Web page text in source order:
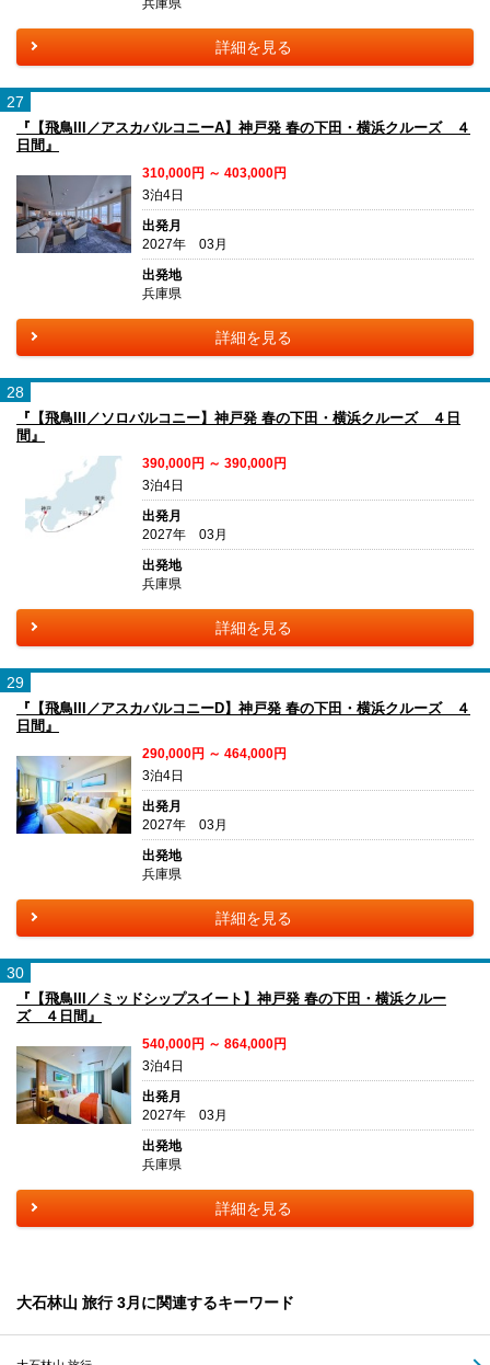
兵庫県
詳細を見る
27
『【飛鳥III／アスカバルコニーA】神戸発 春の下田・横浜クルーズ ４
日間』
310,000円 ～ 403,000円
3泊4日
出発月
2027年 03月
出発地
兵庫県
詳細を見る
28
『【飛鳥III／ソロバルコニー】神戸発 春の下田・横浜クルーズ ４日
間』
390,000円 ～ 390,000円
3泊4日
出発月
2027年 03月
出発地
兵庫県
詳細を見る
29
『【飛鳥III／アスカバルコニーD】神戸発 春の下田・横浜クルーズ ４
日間』
290,000円 ～ 464,000円
3泊4日
出発月
2027年 03月
出発地
兵庫県
詳細を見る
30
『【飛鳥III／ミッドシップスイート】神戸発 春の下田・横浜クルー
ズ ４日間』
540,000円 ～ 864,000円
3泊4日
出発月
2027年 03月
出発地
兵庫県
詳細を見る
大石林山 旅行 3月に関連するキーワード